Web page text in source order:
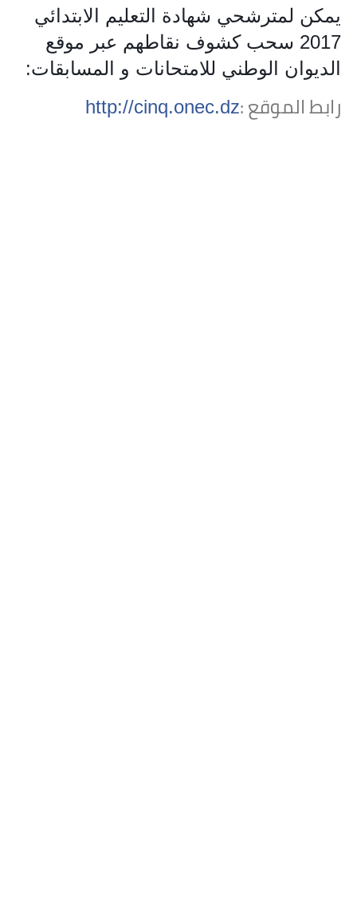
يمكن لمترشحي شهادة التعليم الابتدائي
2017 سحب كشوف نقاطهم عبر موقع
الديوان الوطني للامتحانات و المسابقات:
رابط الموقع :http://cinq.onec.dz